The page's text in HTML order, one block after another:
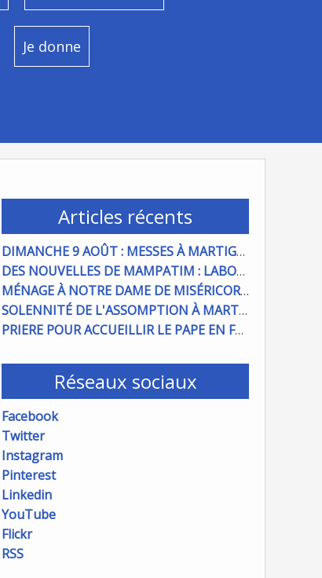
Je donne
Articles récents
DIMANCHE 9 AOÛT : MESSES À MARTIGUES ET PORT DE BOUC
DES NOUVELLES DE MAMPATIM : LABOUR DU CHAMP PAROISSIAL
MÉNAGE À NOTRE DAME DE MISÉRICORDE : ON COMPTE SUR VOUS !
SOLENNITÉ DE L'ASSOMPTION À MARTIGUES ET PORT DE BOUC
PRIERE POUR ACCUEILLIR LE PAPE EN FRANCE
Réseaux sociaux
Facebook
Twitter
Instagram
Pinterest
Linkedin
YouTube
Flickr
RSS